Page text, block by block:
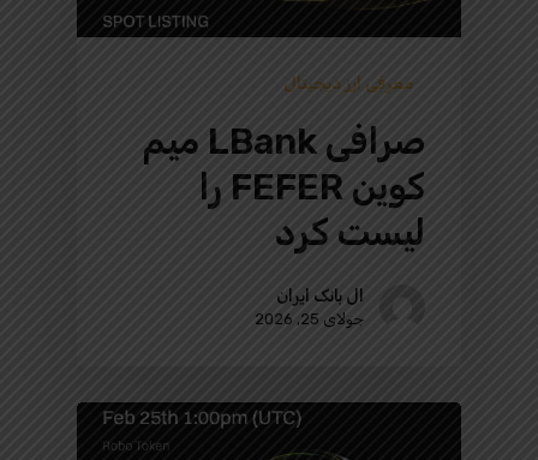
معرفی ارز دیجیتال
صرافی LBank میم
کوین FEFER را
لیست کرد
ال بانک ایران
جولای 25, 2026